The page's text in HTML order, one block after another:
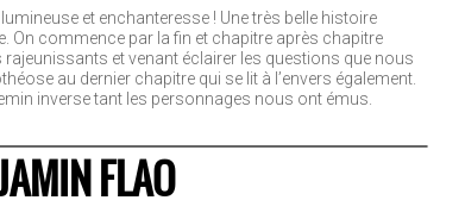
et enchanteresse ! Une très belle histoire
On commence par la fin et chapitre après chapitre
et venant éclairer les questions que nous
au dernier chapitre qui se lit à l’envers également.
inverse tant les personnages nous ont émus.
FLAO